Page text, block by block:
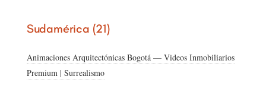
Sudamérica (21)
Animaciones Arquitectónicas Bogotá — Videos Inmobiliarios
Premium | Surrealismo